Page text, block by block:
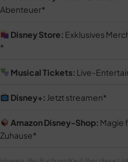
Abenteuer
Disney Store: Exklusives
Musical Tickets: Live-
Disney+: Jetzt streamen
Amazon Disney-Shop: Magie
Zuhause
Hinweis: Bei Buchung/Kauf über diese